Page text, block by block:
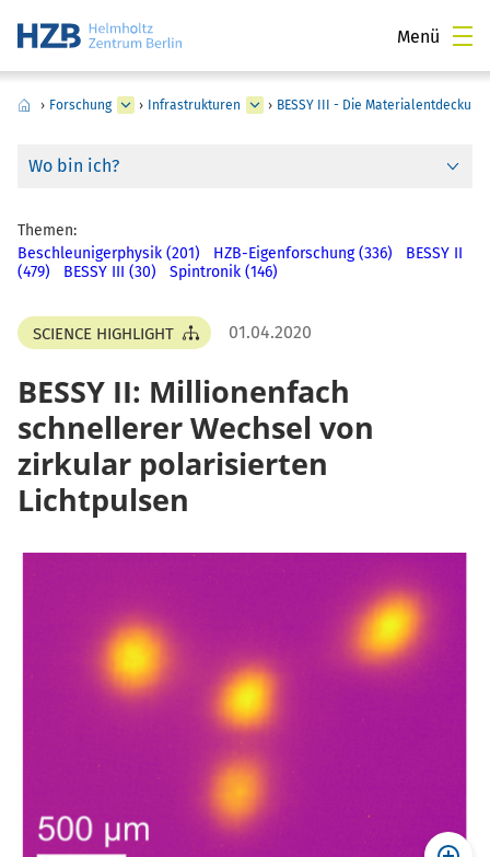
Menü
› Forschung › Infrastrukturen › BESSY III - Die
Wo bin ich?
Themen:
Beschleunigerphysik (201)
HZB-Eigenforschung (336)
BESSY II
(479)
BESSY III (30) Spintronik (146)
SCIENCE HIGHLIGHT 01.04.2020
BESSY II: Millionenfach
schnellerer Wechsel von
zirkular polarisierten
Lichtpulsen